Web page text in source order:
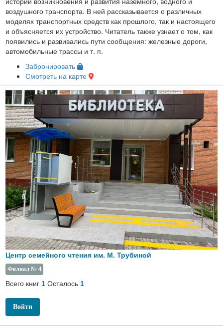
воздушного транспорта. В ней рассказывается о различных
моделях транспортных средств как прошлого, так и настоящего
и объясняется их устройство. Читатель также узнает о том, как
появились и развивались пути сообщения: железные дороги,
автомобильные трассы и т. п.
Забронировать
Смотреть на карте
Центр семейного чтения им. М. Трубиной
Филиал № 4
Всего книг 1 Осталось 1
Войти